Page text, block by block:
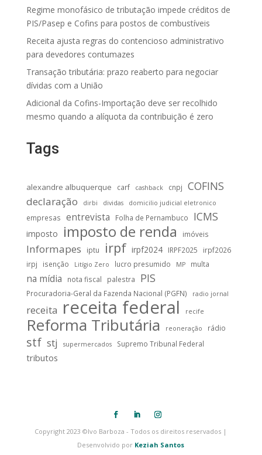
Regime monofásico de tributação impede créditos de
PIS/Pasep e Cofins para postos de combustíveis
Receita ajusta regras do contencioso administrativo
para devedores contumazes
Transação tributária: prazo reaberto para negociar
dívidas com a União
Adicional da Cofins-Importação deve ser recolhido
mesmo quando a alíquota da contribuição é zero
Tags
alexandre albuquerque carf cashback cnpj COFINS
declaração dirbi dividas domicilio judicial eletronico
empresas entrevista Folha de Pernambuco ICMS
imposto imposto de renda imóveis
Informapes iptu irpf irpf2024 IRPF2025
irpf2026
irpj
isenção Litígio Zero lucro presumido MP multa
na mídia nota fiscal palestra PIS
Procuradoria-Geral da Fazenda Nacional (PGFN) radio jornal
receita receita federal recife
Reforma Tributária reoneração rádio
stf stj supermercados Supremo Tribunal Federal
tributos
Copyright 2023 ©Ivo Barboza - Todos os direitos reservados |
Desenvolvido por Keziah Santos